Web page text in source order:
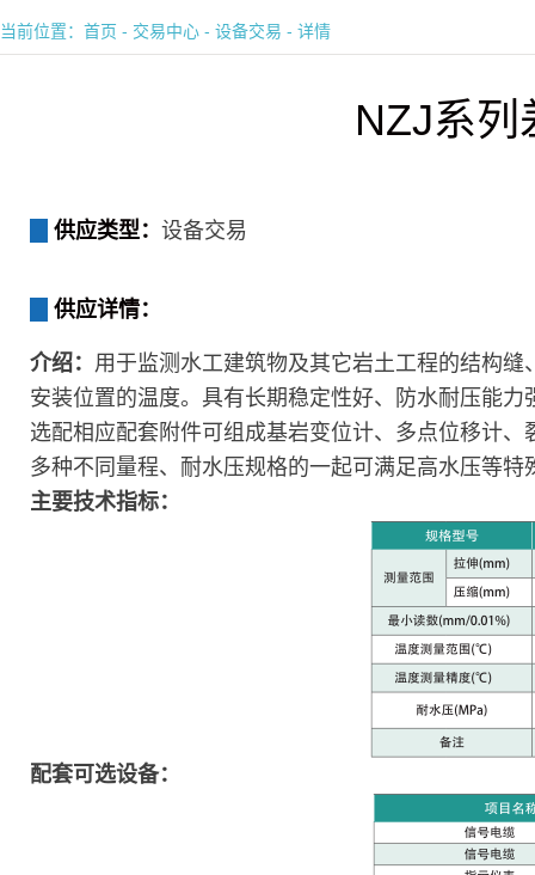
当前位置： 首页 - 交易中心 - 设备交易 - 详情
NZJ系列
供应类型： 设备交易
供应详情：
介绍： 用于监测水工建筑物及其它岩土工程的结构
安装位置的温度。具有长期稳定性好、防水耐压能力
选配相应配套附件可组成基岩变位计、多点位移计
多种不同量程、耐水压规格的一起可满足高水压等特
主要技术指标：
配套可选设备：